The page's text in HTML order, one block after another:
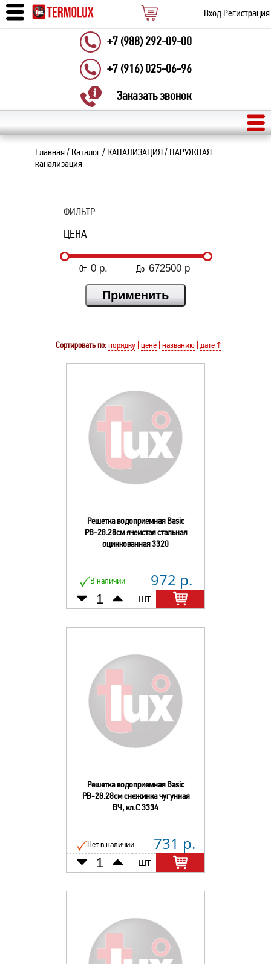
Вход Регистрация
+7 (988) 292-09-00
+7 (916) 025-06-96
Заказать звонок
Главная/ Каталог/ КАНАЛИЗАЦИЯ / НАРУЖНАЯ
канализация
ФИЛЬТР
ЦЕНА
От До
Сортировать по: порядку цене названию дате ↑
Решетка водоприемная Basic
РВ-28.28см ячеистая стальная
оцинкованная 3320
В наличии 972 р.
шт
Решетка водоприемная Basic
РВ-28.28см снежинка чугунная
ВЧ, кл.С 3334
Нет в наличии 731 р.
шт